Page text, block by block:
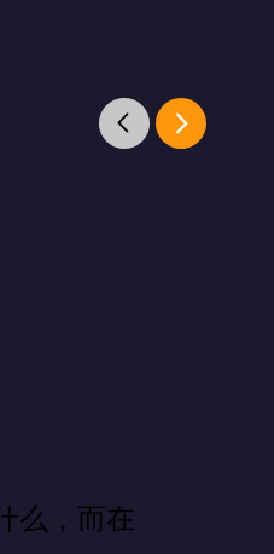
么，而在